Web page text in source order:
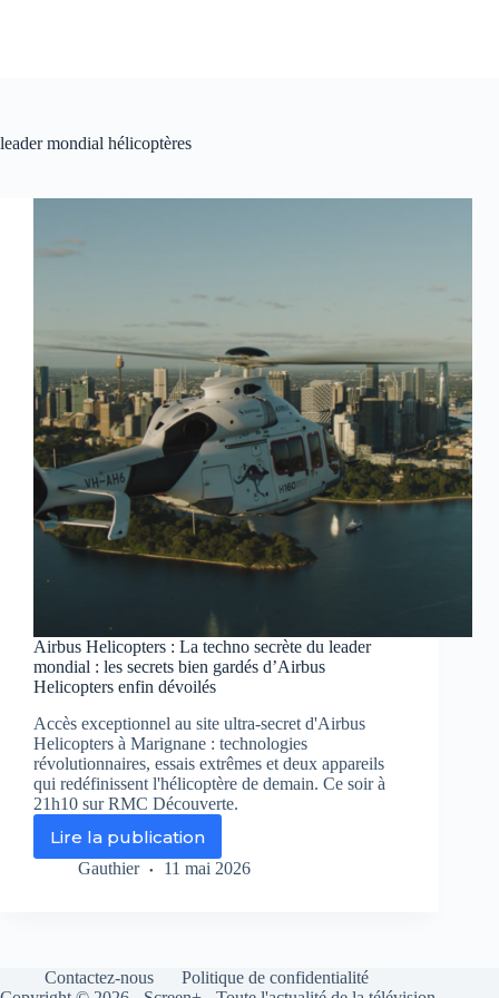
leader mondial hélicoptères
Airbus Helicopters : La techno secrète du leader
mondial : les secrets bien gardés d’Airbus
Helicopters enfin dévoilés
Accès exceptionnel au site ultra-secret d'Airbus
Helicopters à Marignane : technologies
révolutionnaires, essais extrêmes et deux appareils
qui redéfinissent l'hélicoptère de demain. Ce soir à
21h10 sur RMC Découverte.
Lire la publication
Airbus
Helicopters
du
leader
Gauthier 11 mai 2026
Contactez-nous
Politique de confidentialité